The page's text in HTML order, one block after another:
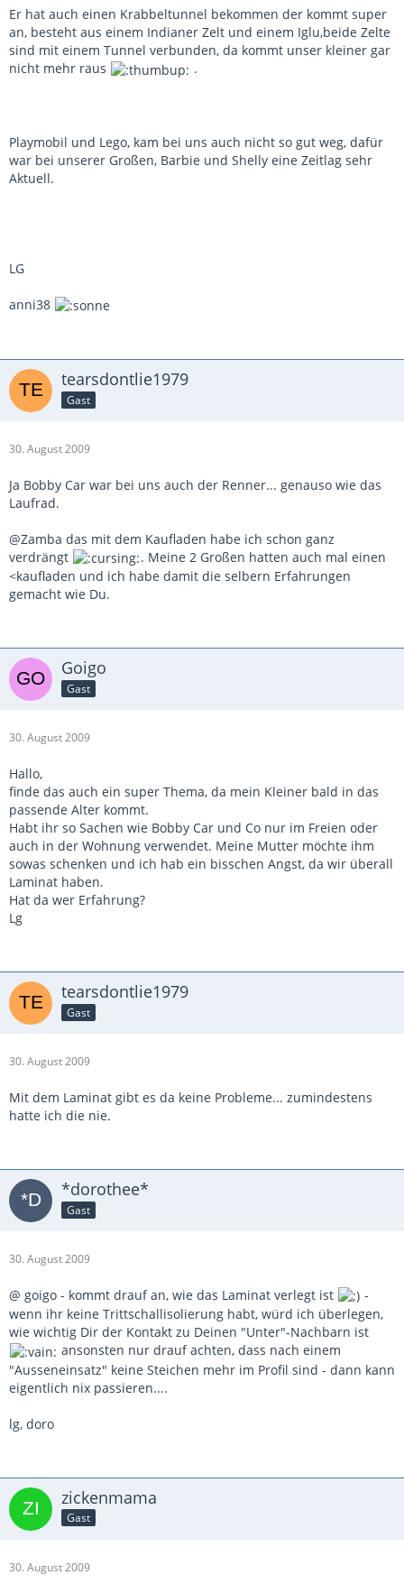
Er hat auch einen Krabbeltunnel bekommen der kommt super
an, besteht aus einem Indianer Zelt und einem Iglu,beide Zelte
sind mit einem Tunnel verbunden, da kommt unser kleiner gar
nicht mehr raus
.
Playmobil und Lego, kam bei uns auch nicht so gut weg, dafür
war bei unserer Großen, Barbie und Shelly eine Zeitlag sehr
Aktuell.
LG
anni38
tearsdontlie1979
Gast
30. August 2009
Ja Bobby Car war bei uns auch der Renner... genauso wie das
Laufrad.
@Zamba das mit dem Kaufladen habe ich schon ganz
verdrängt
. Meine 2 Großen hatten auch mal einen
<kaufladen und ich habe damit die selbern Erfahrungen
gemacht wie Du.
Goigo
Gast
30. August 2009
Hallo,
finde das auch ein super Thema, da mein Kleiner bald in das
passende Alter kommt.
Habt ihr so Sachen wie Bobby Car und Co nur im Freien oder
auch in der Wohnung verwendet. Meine Mutter möchte ihm
sowas schenken und ich hab ein bisschen Angst, da wir überall
Laminat haben.
Hat da wer Erfahrung?
Lg
tearsdontlie1979
Gast
30. August 2009
Mit dem Laminat gibt es da keine Probleme... zumindestens
hatte ich die nie.
*dorothee*
Gast
30. August 2009
@ goigo - kommt drauf an, wie das Laminat verlegt ist
-
wenn ihr keine Trittschallisolierung habt, würd ich überlegen,
wie wichtig Dir der Kontakt zu Deinen "Unter"-Nachbarn ist
ansonsten nur drauf achten, dass nach einem
"Ausseneinsatz" keine Steichen mehr im Profil sind - dann kann
eigentlich nix passieren....
lg, doro
zickenmama
Gast
30. August 2009